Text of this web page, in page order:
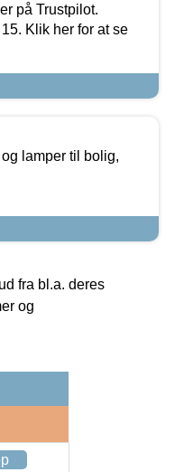
på Trustpilot.
Klik her for at se
lamper til bolig,
fra bl.a. deres
og